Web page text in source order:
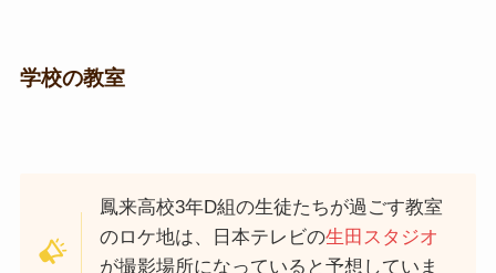
学校の教室
鳳来高校3年D組の生徒たちが過ごす教室
のロケ地は、日本テレビの生田スタジオ
が撮影場所になっていると予想していま